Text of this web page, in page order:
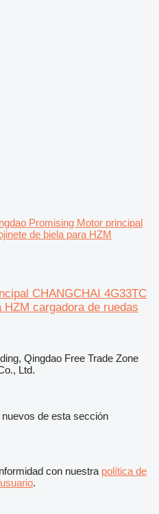
Promising Motor principal
de biela para HZM
CHANGCHAI 4G33TC
cargadora de ruedas
Qingdao Free Trade Zone
Ltd.
de esta sección
con nuestra política de
.